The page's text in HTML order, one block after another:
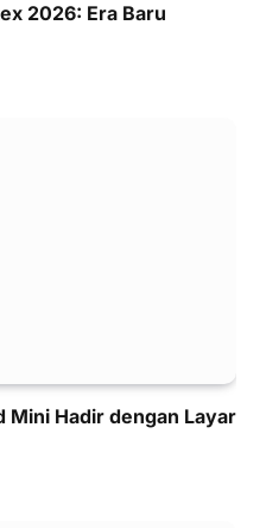
2026: Era Baru
Mini Hadir dengan Layar